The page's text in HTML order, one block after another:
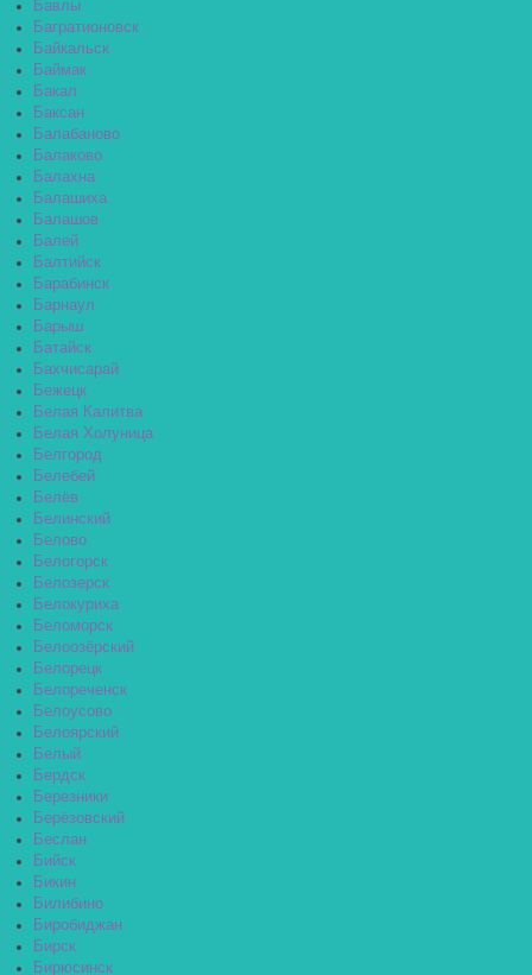
Бавлы
Багратионовск
Байкальск
Баймак
Бакал
Баксан
Балабаново
Балаково
Балахна
Балашиха
Балашов
Балей
Балтийск
Барабинск
Барнаул
Барыш
Батайск
Бахчисарай
Бежецк
Белая Калитва
Белая Холуница
Белгород
Белебей
Белёв
Белинский
Белово
Белогорск
Белозерск
Белокуриха
Беломорск
Белоозёрский
Белорецк
Белореченск
Белоусово
Белоярский
Белый
Бердск
Березники
Берёзовский
Беслан
Бийск
Бикин
Билибино
Биробиджан
Бирск
Бирюсинск